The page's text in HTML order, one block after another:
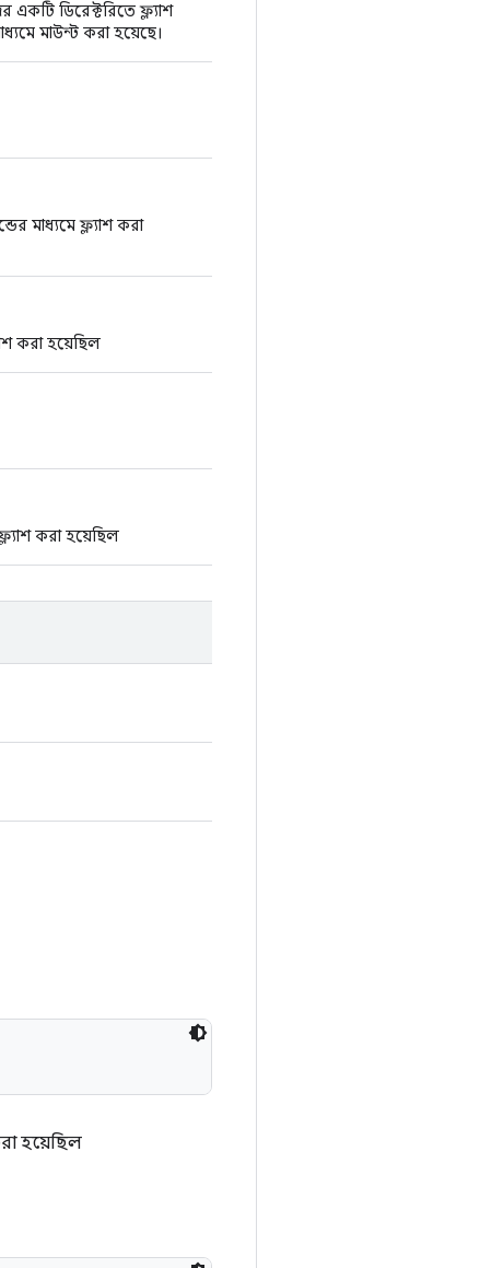
ডিরেক্টরিতে ফ্ল্যাশ
মাউন্ট করা হয়েছে।
মাধ্যমে ফ্ল্যাশ করা
করা হয়েছিল
করা হয়েছিল
হয়েছিল